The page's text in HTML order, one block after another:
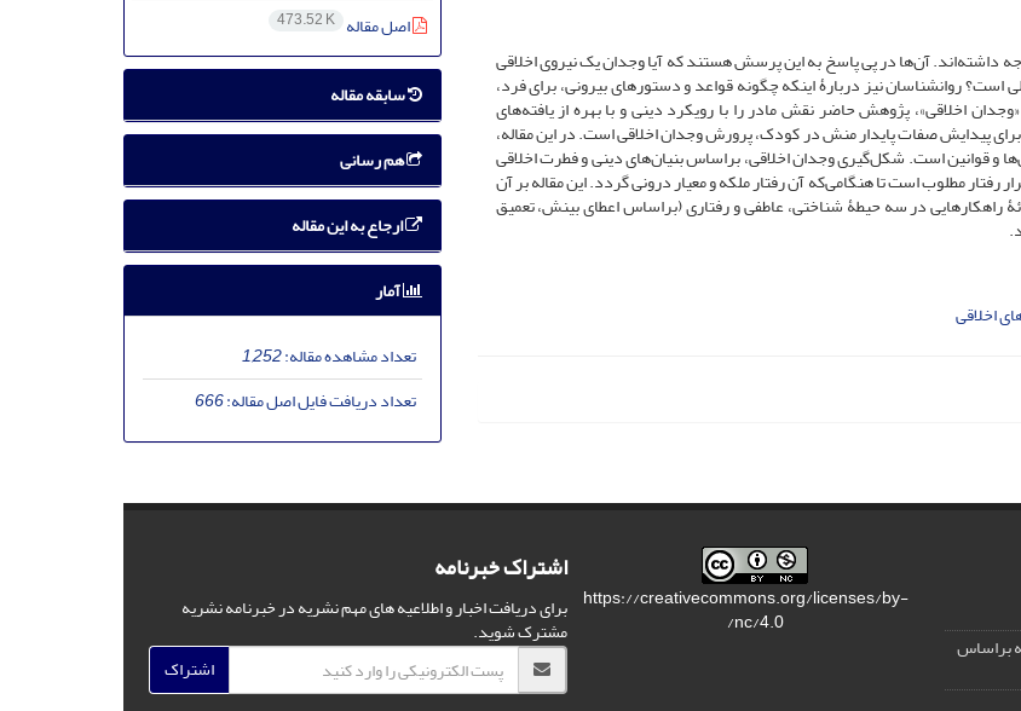
داشته‌اند. آن‌ها در پی پاسخ به این پرسش هستند که آیا وجدان یک نیروی اخلاقی
روان‏شناسان نیز دربارۀ اینکه چگونه قواعد و دستورهای بیرونی، برای فرد،
اخلاقی»، پژوهش حاضر نقش مادر را با رویکرد دینی و با بهره از یافته‌های
پیدایش صفات پایدار منش در کودک، پرورش وجدان اخلاقی است. در این مقاله،
و قوانین است. شکل‌گیری وجدان اخلاقی، براساس بنیان‌های دینی و فطرت اخلاقی
مطلوب است تا هنگامی‌که آن رفتار ملکه و معیار درونی گردد. این مقاله بر آن
راهکارهایی در سه حیطۀ شناختی، عاطفی و رفتاری (براساس اعطای بینش، تعمیق
اخلاقی
اصل مقاله 473.52 K
سابقه مقاله
هم رسانی
ارجاع به این مقاله
آمار
تعداد مشاهده مقاله:1,252
تعداد دریافت فایل اصل مقاله:666
براساس
https://creativecommons.org/licenses/by-
nc/4.0/
اشتراک خبرنامه
برای دریافت اخبار و اطلاعیه های مهم نشریه در خبرنامه نشریه
مشترک شوید.
اشتراک